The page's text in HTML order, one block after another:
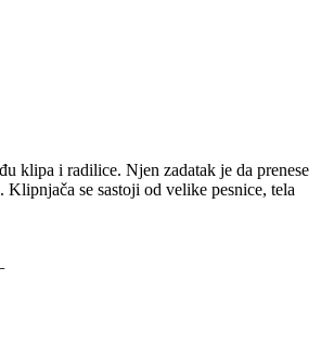
klipa i radilice. Njen zadatak je da prenese
Klipnjača se sastoji od velike pesnice, tela